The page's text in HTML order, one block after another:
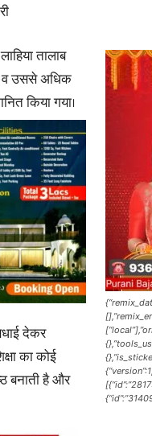
तालाब
व उससे अधिक
किया गया।
देकर
का कोई
बनाती है और